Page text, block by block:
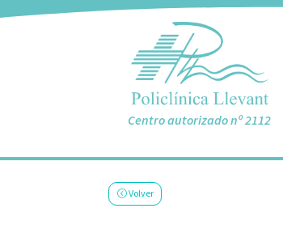
Centro autorizado nº 2112
Volver